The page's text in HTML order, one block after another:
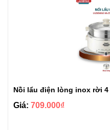
Nồi lẩu điện lòng inox rời 4
Giá: 709.000₫